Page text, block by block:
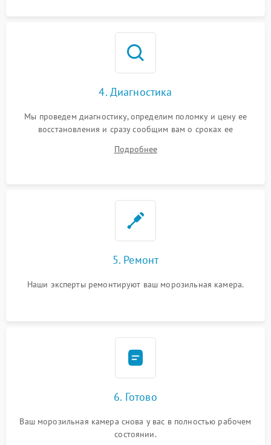
4. Диагностика
Мы проведем диагностику, определим поломку и цену ее
восстановления и сразу сообщим вам о сроках ее
Подробнее
5. Ремонт
Наши эксперты ремонтируют ваш морозильная камера.
6. Готово
Ваш морозильная камера снова у вас в полностью рабочем
состоянии.